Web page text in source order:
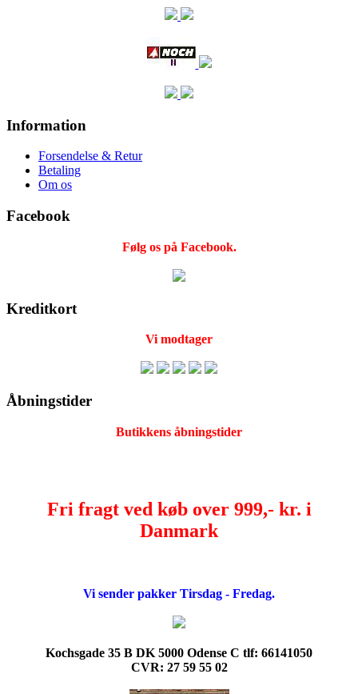
Information
Forsendelse & Retur
Betaling
Om os
Facebook
Følg os på Facebook.
Kreditkort
Vi modtager
Åbningstider
Butikkens åbningstider
Fri fragt ved køb over 999,- kr. i
Danmark
Vi sender pakker Tirsdag - Fredag.
Kochsgade 35 B DK 5000 Odense C tlf: 66141050
CVR: 27 59 55 02